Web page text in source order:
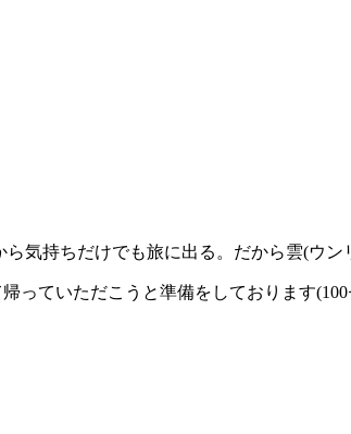
気持ちだけでも旅に出る。だから雲(ウン
ていただこうと準備をしております(100